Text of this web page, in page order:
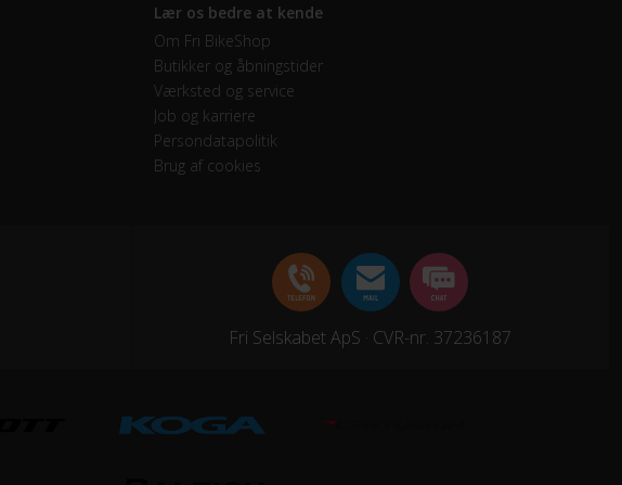
Lær os bedre at kende
Om Fri BikeShop
Butikker og åbningstider
Værksted og service
Job og karriere
Persondatapolitik
Brug af cookies
Fri Selskabet ApS · CVR-nr. 37236187